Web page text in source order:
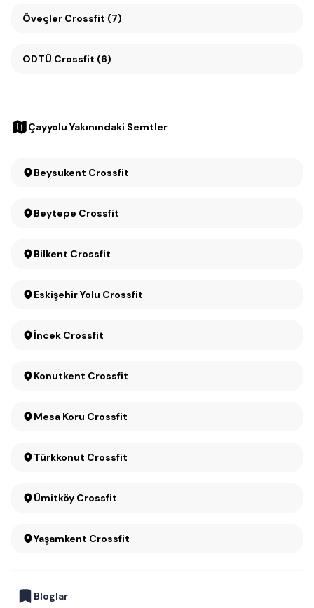
Öveçler Crossfit (7)
ODTÜ Crossfit (6)
Çayyolu Yakınındaki Semtler
Beysukent Crossfit
Beytepe Crossfit
Bilkent Crossfit
Eskişehir Yolu Crossfit
İncek Crossfit
Konutkent Crossfit
Mesa Koru Crossfit
Türkkonut Crossfit
Ümitköy Crossfit
Yaşamkent Crossfit
Bloglar